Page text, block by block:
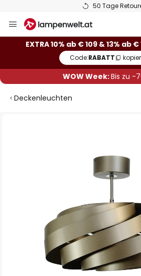
50 Tage
Inhalt
springen
EXTRA 10% ab € 109 & 13% ab €
Code:RABATT
WOW Week:Bis zu -
Deckenleuchten